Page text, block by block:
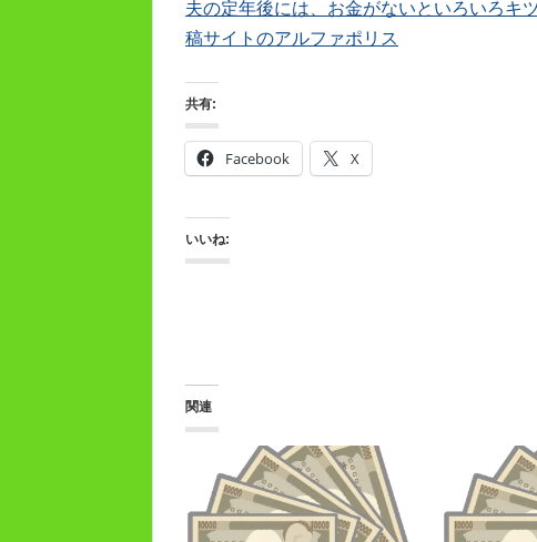
夫の定年後には、お金がないといろいろキ
稿サイトのアルファポリス
共有:
Facebook X
いいね:
関連